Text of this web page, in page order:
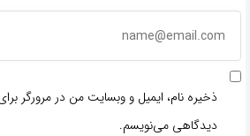
ذخیره نام، ایمیل و وبسایت من در مرورگر
دیدگاهی می‌نویسم.